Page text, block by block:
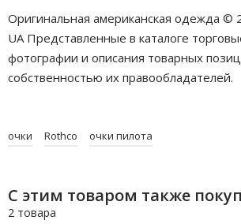
Оригинальная американская одежда ©
UA Представленные в каталоге
фотографии и описания товарных
собственностью их правообладателей.
очки Rothco очки пилота
С этим товаром также
2 товара